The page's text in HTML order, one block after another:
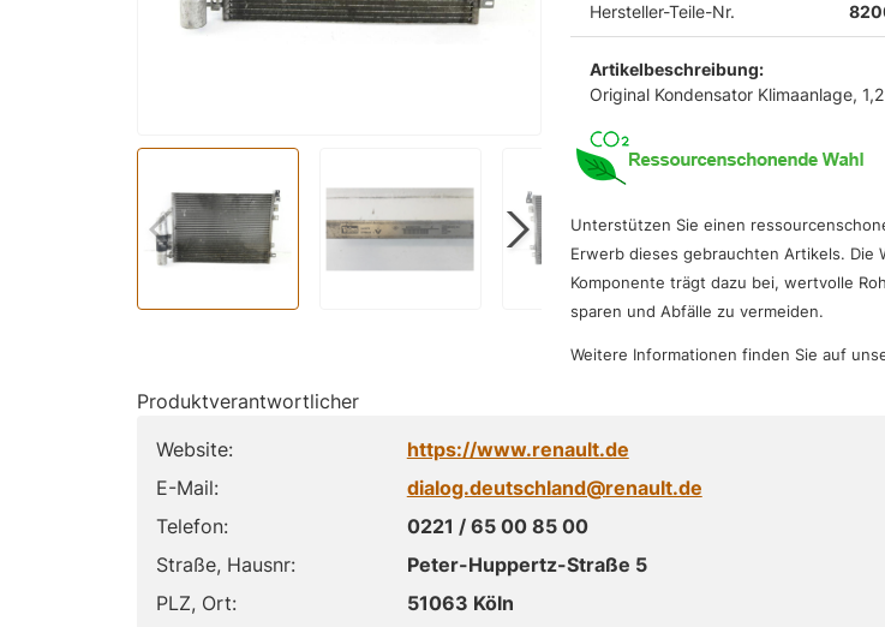
Hersteller-Teile-Nr.
Artikelbeschreibung:
Original Kondensator Klimaanlage,
Unterstützen Sie einen
Erwerb dieses gebrauchten Artikels. Die
Komponente trägt dazu bei, wertvolle
sparen und Abfälle zu vermeiden.
Weitere Informationen finden Sie auf
Produktverantwortlicher
Website:
https://www.renault.de
E-Mail:
dialog.deutschland@renault.de
Telefon:
0221 / 65 00 85 00
Straße, Hausnr:
Peter-Huppertz-Straße 5
PLZ, Ort:
51063 Köln